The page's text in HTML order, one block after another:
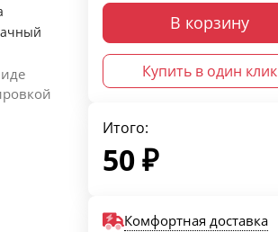
В корзину
Купить в один клик
Итого:
50₽
Комфортная доставка